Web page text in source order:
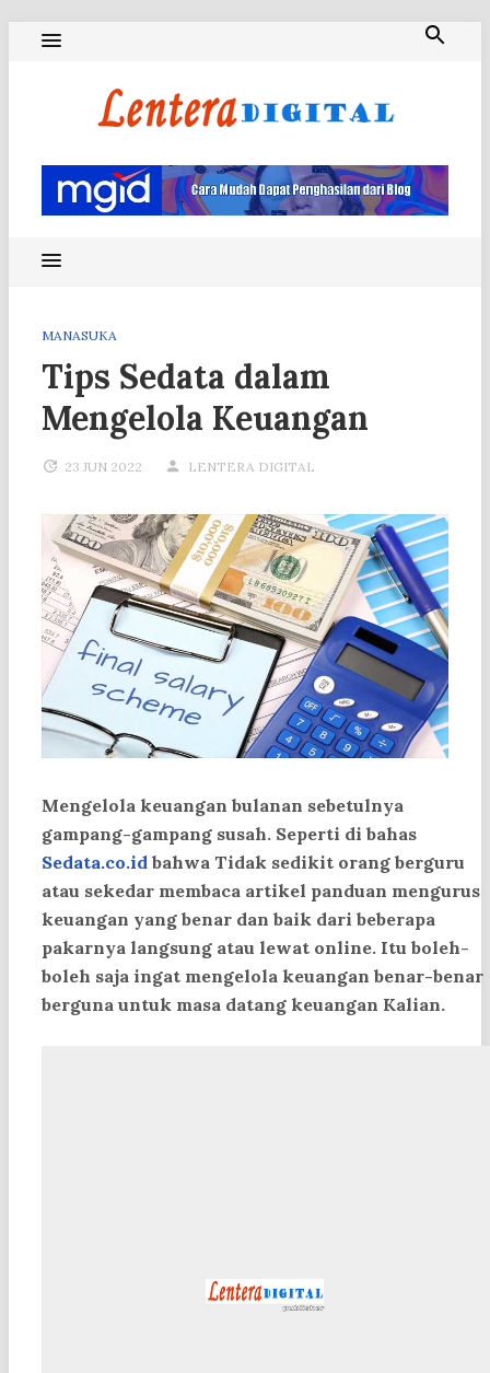
MANASUKA
Tips Sedata dalam
Mengelola Keuangan
23 JUN 2022 LENTERA DIGITAL
Mengelola keuangan bulanan sebetulnya
gampang-gampang susah. Seperti di bahas
Sedata.co.id bahwa Tidak sedikit orang berguru
atau sekedar membaca artikel panduan mengurus
keuangan yang benar dan baik dari beberapa
pakarnya langsung atau lewat online. Itu boleh-
boleh saja ingat mengelola keuangan benar-benar
berguna untuk masa datang keuangan Kalian.